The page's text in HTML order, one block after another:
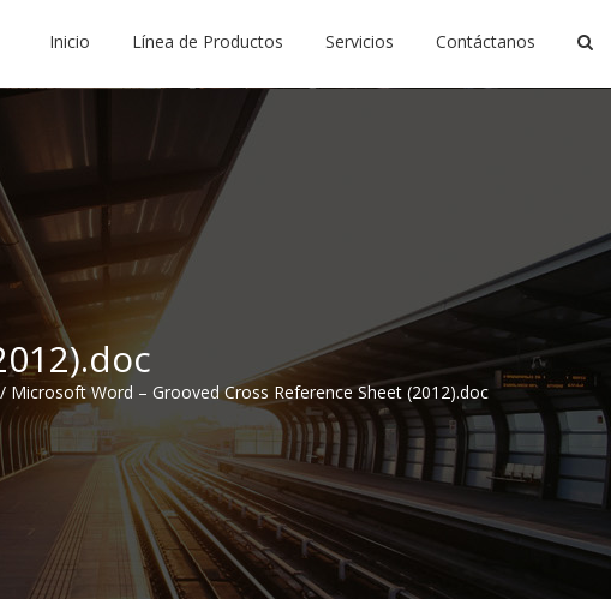
Inicio Línea de Productos Servicios Contáctanos
/ Microsoft Word – Grooved Cross Reference Sheet (2012).doc